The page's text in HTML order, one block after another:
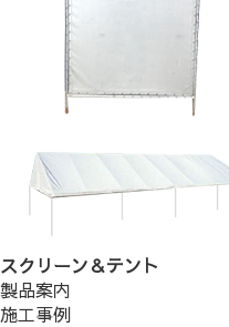
スクリーン＆テント
製品案内
施工事例